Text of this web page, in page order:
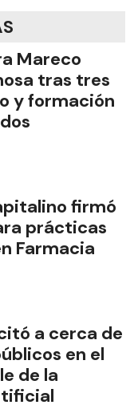
Mareco
tras tres
y formación
firmó
prácticas
Farmacia
a cerca de
en el
de la